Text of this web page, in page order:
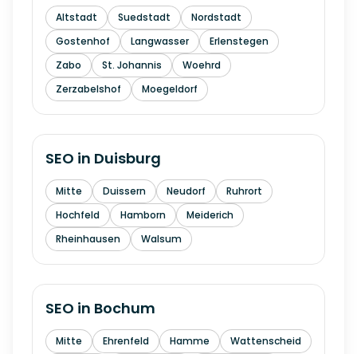
Altstadt Suedstadt
Nordstadt
Gostenhof
Langwasser
Erlenstegen
Zabo
St. Johannis
Woehrd
Zerzabelshof
Moegeldorf
SEO in Duisburg
Mitte Duissern Neudorf
Ruhrort
Hochfeld
Hamborn
Meiderich
Rheinhausen
Walsum
SEO in Bochum
Mitte Ehrenfeld Hamme
Wattenscheid